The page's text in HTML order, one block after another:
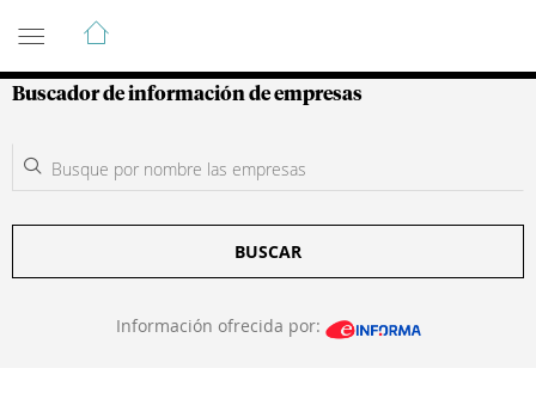
Guía de Empresas Colombianas
Buscador de información de empresas
BUSCAR
Información ofrecida por: